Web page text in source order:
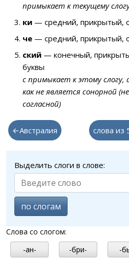
примыкает к текущему
ки — средний, прикрытый,
че — средний, прикрытый,
ский — конечный,
буквы
с примыкает к этому слогу,
как не является сонорной
согласной)
←Австралия слова из
Выделить слоги в слове:
по слогам
Слова со слогом:
-ан-
-бри- -